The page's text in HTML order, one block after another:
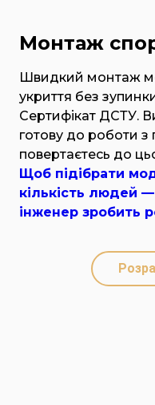
Монтаж
Швидкий монтаж
укриття без
Сертифікат ДСТУ.
готову до роботи з
повертаєтесь до
Щоб підібрати
кількість людей
інженер зробить